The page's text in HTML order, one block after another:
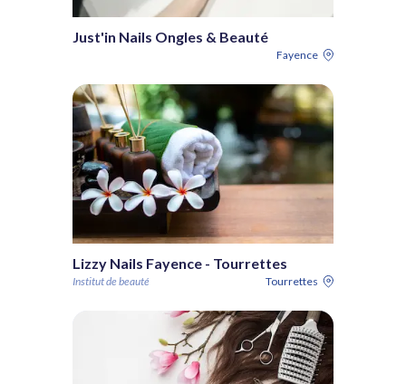
Just'in Nails Ongles & Beauté
Fayence
Lizzy Nails Fayence - Tourrettes
Institut de beauté Tourrettes